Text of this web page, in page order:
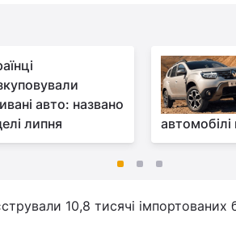
авто: названо
липня
автомобілі
10,8 тисячі імпортованих